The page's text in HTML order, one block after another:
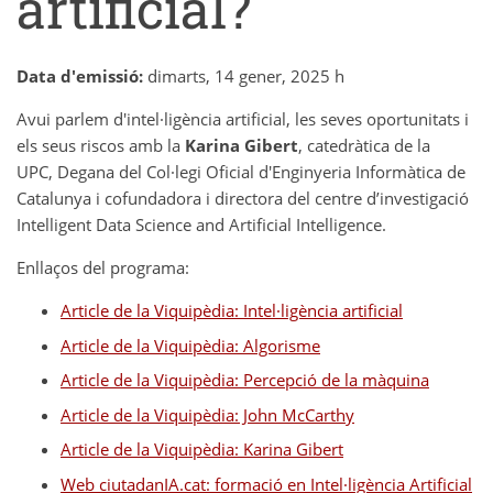
Data d'emissió: dimarts, 14 gener, 2025 h
Avui parlem d'intel·ligència artificial, les seves oportunitats i
els seus riscos amb la Karina Gibert, catedràtica de la
UPC, Degana del Col·legi Oficial d'Enginyeria Informàtica de
Catalunya i cofundadora i directora del centre d’investigació
Intelligent Data Science and Artificial Intelligence.
Enllaços del programa:
Article de la Viquipèdia: Intel·ligència artificial
Article de la Viquipèdia: Algorisme
Article de la Viquipèdia: Percepció de la màquina
Article de la Viquipèdia: John McCarthy
Article de la Viquipèdia: Karina Gibert
Web ciutadanIA.cat: formació en Intel·ligència Artificial